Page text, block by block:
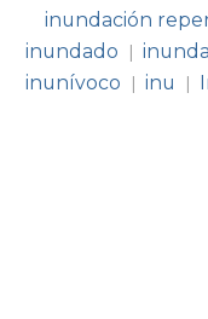
inundación
inundado |
inunívoco | inu |